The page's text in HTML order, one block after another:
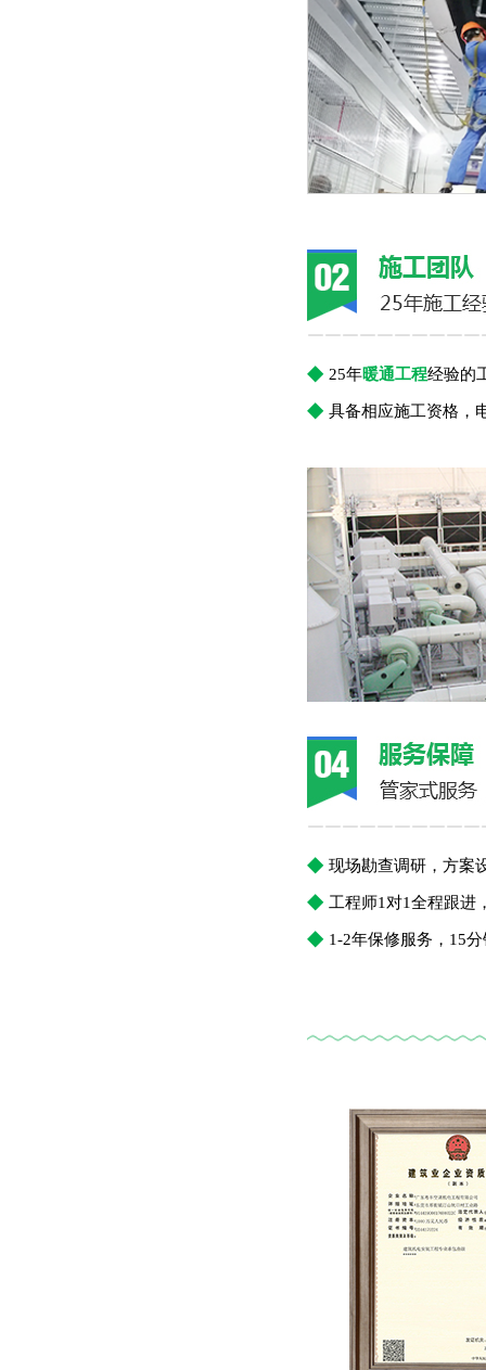
￣￣￣￣￣￣￣￣￣
◆ 25年暖通工程经验的
◆ 具备相应施工资格，
￣￣￣￣￣￣￣￣￣
◆ 现场勘查调研，方案
◆ 工程师1对1全程跟进
◆ 1-2年保修服务，15